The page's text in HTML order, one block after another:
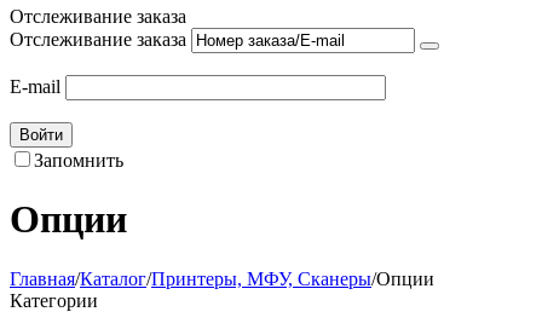
Отслеживание заказа
Отслеживание заказа
E-mail
Войти
Запомнить
Опции
Главная/Каталог/Принтеры, МФУ, Сканеры/Опции
Категории